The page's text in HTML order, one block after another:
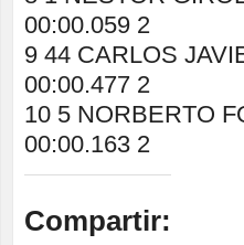
00:00.059 2
9 44 CARLOS
00:00.477 2
10 5 NORBERTO
00:00.163 2
Compartir: